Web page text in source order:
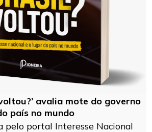
avalia mote do governo
país no mundo
pelo portal Interesse Nacional